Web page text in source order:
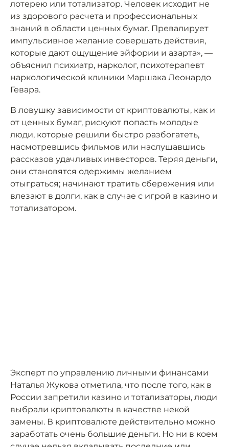
лотерею или тотализатор. Человек исходит не
из здорового расчета и профессиональных
знаний в области ценных бумаг. Превалирует
импульсивное желание совершать действия,
которые дают ощущение эйфории и азарта», —
объяснил психиатр, нарколог, психотерапевт
наркологической клиники Маршака Леонардо
Гевара.
В ловушку зависимости от криптовалюты, как и
от ценных бумаг, рискуют попасть молодые
люди, которые решили быстро разбогатеть,
насмотревшись фильмов или наслушавшись
рассказов удачливых инвесторов. Теряя деньги,
они становятся одержимы желанием
отыграться; начинают тратить сбережения или
влезают в долги, как в случае с игрой в казино и
тотализатором.
Эксперт по управлению личными финансами
Наталья Жукова отметила, что после того, как в
России запретили казино и тотализаторы, люди
выбрали криптовалюты в качестве некой
замены. В криптовалюте действительно можно
заработать очень большие деньги. Но ни в коем